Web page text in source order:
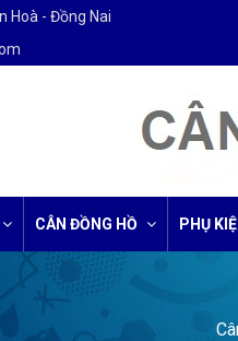
Hoà - Đồng Nai
CÂN ĐỒNG HỒ PHỤ